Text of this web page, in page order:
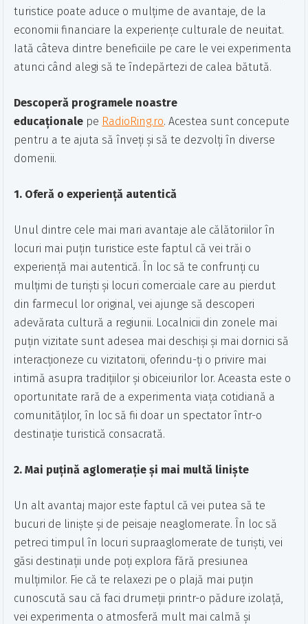
turistice poate aduce o mulțime de avantaje, de la
economii financiare la experiențe culturale de neuitat.
Iată câteva dintre beneficiile pe care le vei experimenta
atunci când alegi să te îndepărtezi de calea bătută.
Descoperă programele noastre
educaționale pe RadioRing.ro. Acestea sunt concepute
pentru a te ajuta să înveți și să te dezvolți în diverse
domenii.
1. Oferă o experiență autentică
Unul dintre cele mai mari avantaje ale călătoriilor în
locuri mai puțin turistice este faptul că vei trăi o
experiență mai autentică. În loc să te confrunți cu
mulțimi de turiști și locuri comerciale care au pierdut
din farmecul lor original, vei ajunge să descoperi
adevărata cultură a regiunii. Localnicii din zonele mai
puțin vizitate sunt adesea mai deschiși și mai dornici să
interacționeze cu vizitatorii, oferindu-ți o privire mai
intimă asupra tradițiilor și obiceiurilor lor. Aceasta este o
oportunitate rară de a experimenta viața cotidiană a
comunităților, în loc să fii doar un spectator într-o
destinație turistică consacrată.
2. Mai puțină aglomerație și mai multă liniște
Un alt avantaj major este faptul că vei putea să te
bucuri de liniște și de peisaje neaglomerate. În loc să
petreci timpul în locuri supraaglomerate de turiști, vei
găsi destinații unde poți explora fără presiunea
mulțimilor. Fie că te relaxezi pe o plajă mai puțin
cunoscută sau că faci drumeții printr-o pădure izolață,
vei experimenta o atmosferă mult mai calmă și